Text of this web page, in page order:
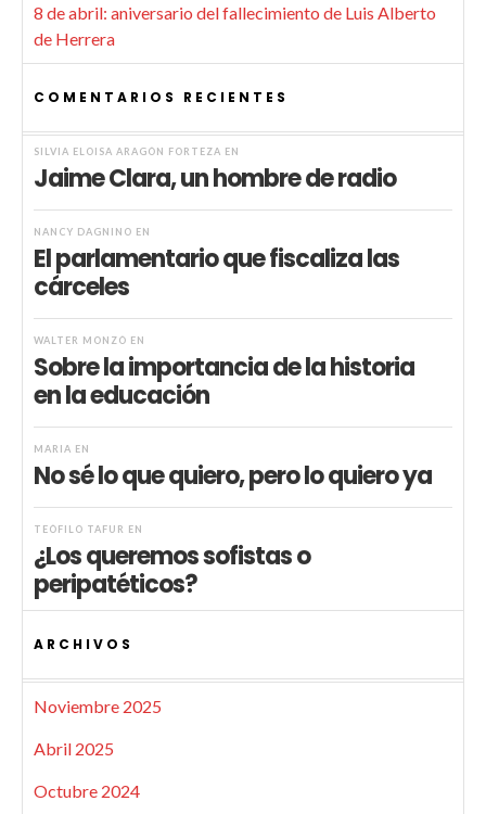
8 de abril: aniversario del fallecimiento de Luis Alberto
de Herrera
COMENTARIOS RECIENTES
SILVIA ELOISA ARAGÓN FORTEZA EN
Jaime Clara, un hombre de radio
NANCY DAGNINO EN
El parlamentario que fiscaliza las
cárceles
WALTER MONZÓ EN
Sobre la importancia de la historia
en la educación
MARIA EN
No sé lo que quiero, pero lo quiero ya
TEÓFILO TAFUR EN
¿Los queremos sofistas o
peripatéticos?
ARCHIVOS
Noviembre 2025
Abril 2025
Octubre 2024